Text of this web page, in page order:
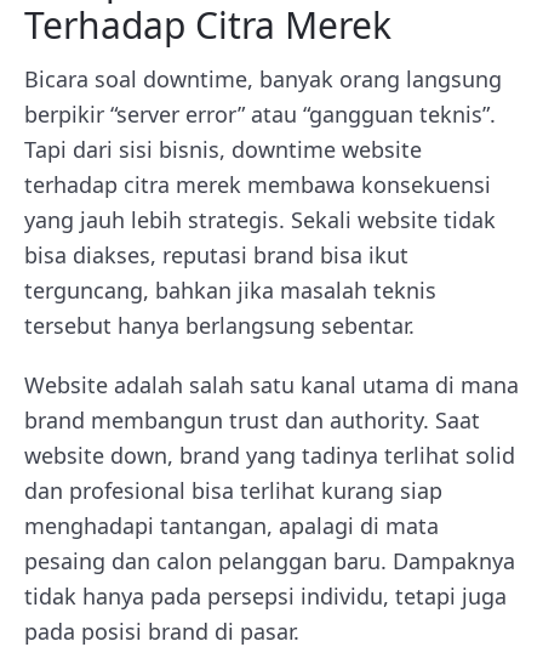
Terhadap Citra Merek
Bicara soal downtime, banyak orang langsung
berpikir “server error” atau “gangguan teknis”.
Tapi dari sisi bisnis, downtime website
terhadap citra merek membawa konsekuensi
yang jauh lebih strategis. Sekali website tidak
bisa diakses, reputasi brand bisa ikut
terguncang, bahkan jika masalah teknis
tersebut hanya berlangsung sebentar.
Website adalah salah satu kanal utama di mana
brand membangun trust dan authority. Saat
website down, brand yang tadinya terlihat solid
dan profesional bisa terlihat kurang siap
menghadapi tantangan, apalagi di mata
pesaing dan calon pelanggan baru. Dampaknya
tidak hanya pada persepsi individu, tetapi juga
pada posisi brand di pasar.